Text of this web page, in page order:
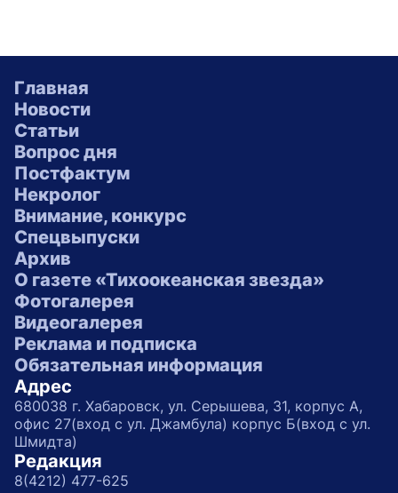
Главная
Новости
Статьи
Вопрос дня
Постфактум
Некролог
Внимание, конкурс
Спецвыпуски
Архив
О газете «Тихоокеанская звезда»
Фотогалерея
Видеогалерея
Реклама и подписка
Обязательная информация
Адрес
680038 г. Хабаровск, ул. Серышева, 31, корпус А,
офис 27(вход с ул. Джамбула) корпус Б(вход с ул.
Шмидта)
Редакция
8(4212) 477-625